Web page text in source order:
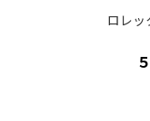
ロレ